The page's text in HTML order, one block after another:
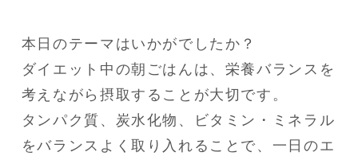
本日のテーマはいかがでしたか？
ダイエット中の朝ごはんは、栄養バランスを
考えながら摂取することが大切です。
タンパク質、炭水化物、ビタミン・ミネラル
をバランスよく取り入れることで、一日のエ